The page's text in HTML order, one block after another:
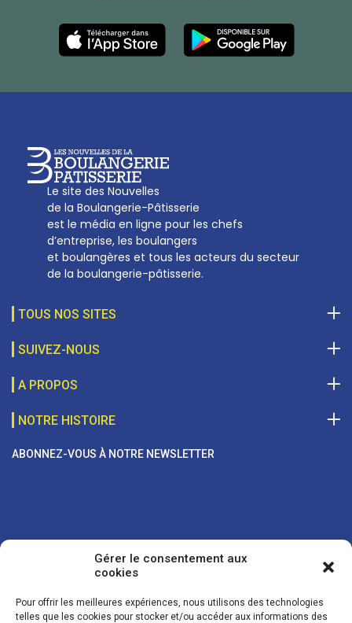
Gérer le consentement aux
cookies
Pour offrir les meilleures expériences, nous utilisons des technologies
telles que les cookies pour stocker et/ou accéder aux informations des
Le site des Nouvelles
de la Boulangerie-Pâtisserie
est le média en ligne pour les chefs
d’entreprise, les boulangers
et boulangères et tous les acteurs du secteur
de la boulangerie-pâtisserie.
TOUS NOS SITES
SUIVEZ-NOUS
A PROPOS
Les Nouvelles de la Boulangerie-Pâtisserie Française
27, av d’Eylau - 75782 Paris Cédex 16
01 53 70 16 25
NOTRE HISTOIRE
ABONNEZ-VOUS À NOTRE NEWSLETTER